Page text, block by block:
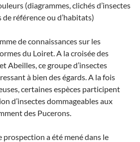
(diagrammes, clichés d’insectes
référence ou d’habitats)
de connaissances sur les
du Loiret. A la croisée des
Abeilles, ce groupe d’insectes
à bien des égards. A la fois
certaines espèces participent
d’insectes dommageables aux
des Pucerons.
a été mené dans le